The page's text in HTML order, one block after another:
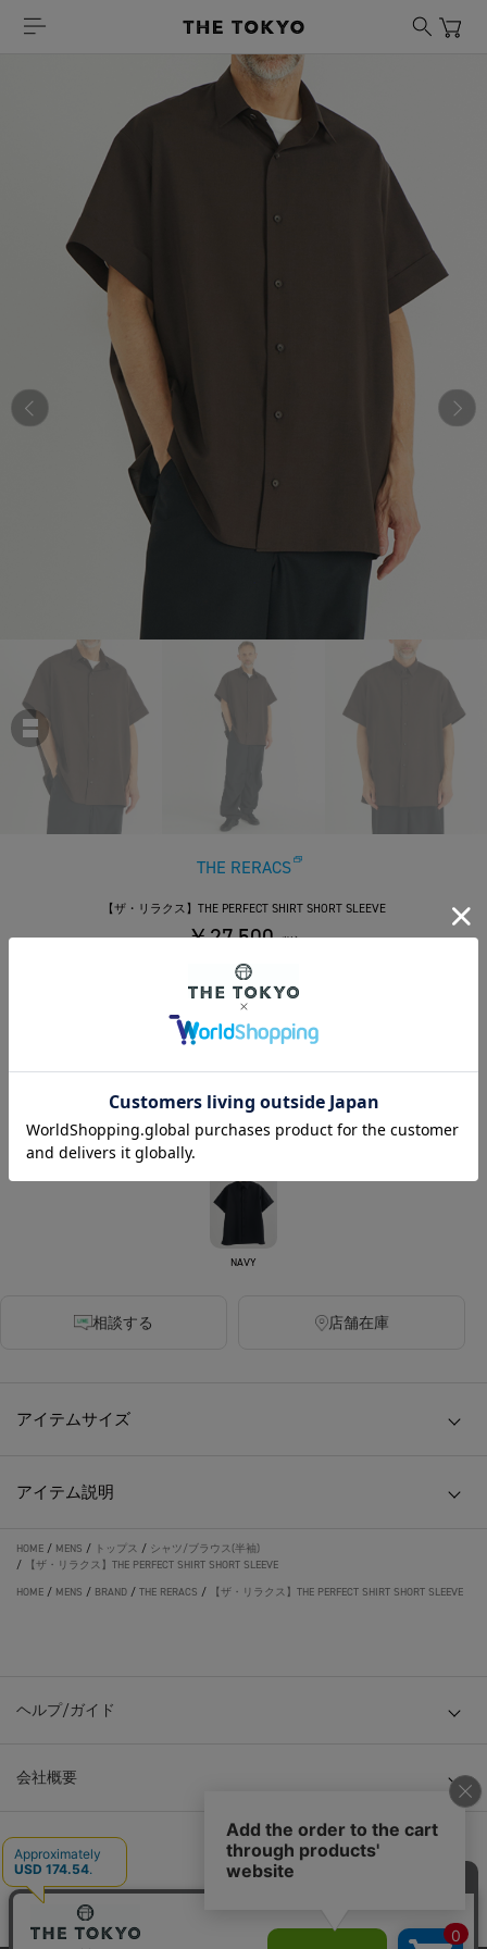
THE RERACS
【ザ・リラクス】THE PERFECT SHIRT SHORT SLEEVE
￥27,500税込
250ポイント付与
カラー
WHITE
NAVY
相談する 店舗在庫
アイテムサイズ
アイテム説明
HOME / MENS / トップス / シャツ/ブラウス(半袖)
/
【ザ・リラクス】THE PERFECT SHIRT SHORT SLEEVE
HOME / MENS / BRAND / THE RERACS / 【ザ・リラクス】THE PERFECT SHIRT SHORT SLEEVE
ヘルプ/ガイド
会社概要